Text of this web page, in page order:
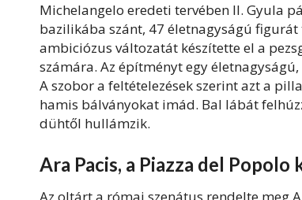
Michelangelo eredeti tervében II. Gyula
bazilikába szánt, 47 életnagyságú
ambiciózus változatát készítette el a
számára. Az építményt egy
A szobor a feltételezések szerint azt a
hamis bálványokat imád. Bal lábát
dühtől hullámzik.
Ara Pacis, a Piazza del Popolo
Az oltárt a római szenátus rendelte meg